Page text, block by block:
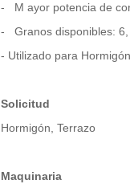
- M ayor potencia de
- Granos disponibles:
- Utilizado para
Solicitud
Hormigón, Terrazo
Maquinaria